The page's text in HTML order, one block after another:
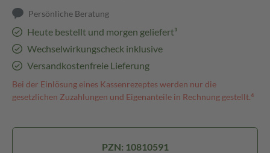
Persönliche Beratung
Heute bestellt und morgen geliefert³
Wechselwirkungscheck inklusive
Versandkostenfreie Lieferung
Bei der Einlösung eines Kassenrezeptes werden nur die
gesetzlichen Zuzahlungen und Eigenanteile in Rechnung gestellt.⁴
PZN: 10810591